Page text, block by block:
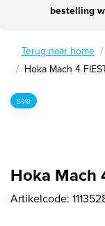
bestelling
Terug naar home
Hoka Mach 4
Sale
Hoka Mach
Artikelcode: